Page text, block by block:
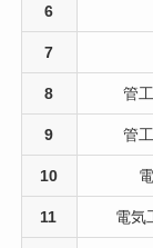
6
7
8 管
9 管
10
11 電気